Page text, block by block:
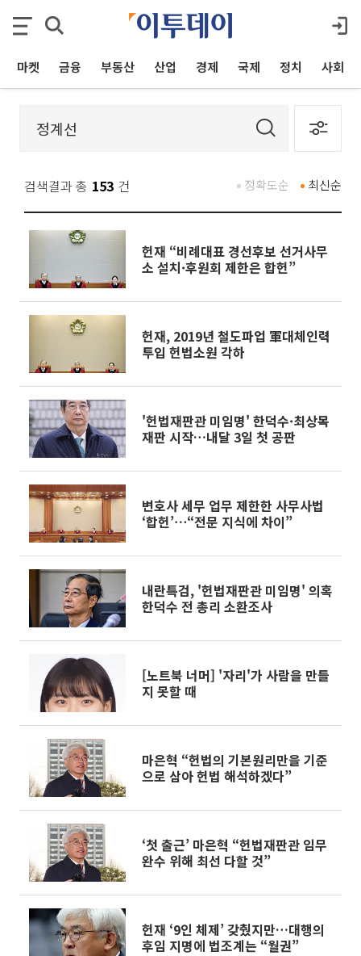
마켓 금융 부동산 산업 경제 국제 정치 사회
검색결과 총 153 건 최신순
정확도순
헌재 “비례대표 경선후보 선거사무
소 설치·후원회 제한은 합헌”
헌재, 2019년 철도파업 軍대체인력
투입 헌법소원 각하
'헌법재판관 미임명' 한덕수·최상목
재판 시작…내달 3일 첫 공판
변호사 세무 업무 제한한 사무사법
‘합헌’⋯“전문 지식에 차이”
내란특검, '헌법재판관 미임명' 의혹
한덕수 전 총리 소환조사
[노트북 너머] '자리'가 사람을 만들
지 못할 때
마은혁 “헌법의 기본원리만을 기준
으로 삼아 헌법 해석하겠다”
‘첫 출근’ 마은혁 “헌법재판관 임무
완수 위해 최선 다할 것”
헌재 ‘9인 체제’ 갖췄지만…대행의
후임 지명에 법조계는 “월권”